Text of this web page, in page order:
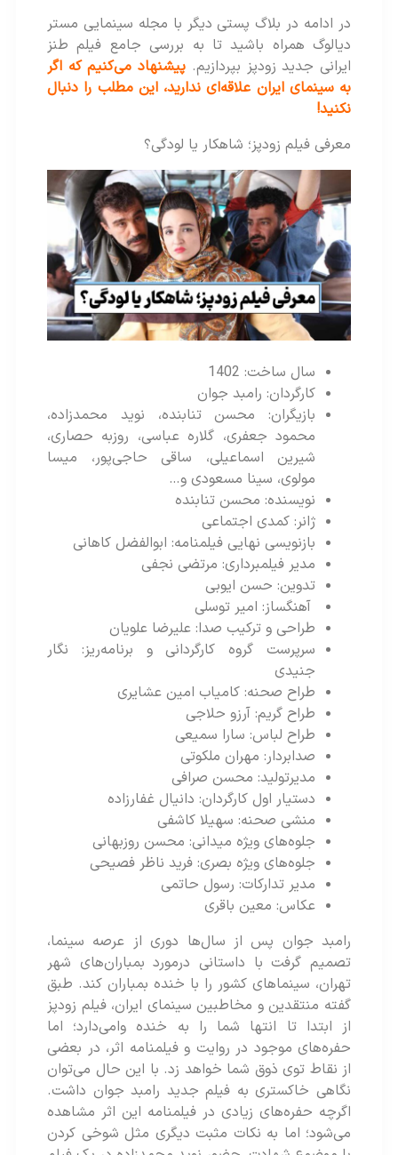
در ادامه در بلاگ پستی دیگر با مجله سینمایی مستر
دیالوگ همراه باشید تا به بررسی جامع فیلم طنز
ایرانی جدید زودپز بپردازیم.پیشنهاد می‌کنیم که اگر
به سینمای ایران علاقه‌ای ندارید، این مطلب را دنبال
معرفی فیلم زودپز؛ شاهکار یا لودگی؟
سال ساخت: 1402
کارگردان: رامبد جوان
بازیگران: محسن تنابنده، نوید محمدزاده،
محمود جعفری، گلاره عباسی، روزبه حصاری،
شیرین اسماعیلی، ساقی حاجی‌پور، میسا
مولوی، سینا مسعودی و…
نویسنده: محسن تنابنده
ژانر: کمدی اجتماعی
بازنویسی نهایی فیلمنامه: ابوالفضل کاهانی
مدیر فیلمبرداری: مرتضی نجفی
تدوین: حسن ایوبی
آهنگساز: امیر توسلی
طراحی و ترکیب صدا: علیرضا علویان
سرپرست گروه کارگردانی و برنامه‌ریز: نگار
جنیدی
طراح صحنه: کامیاب امین عشایری
طراح گریم: آرزو حلاجی
طراح لباس: سارا سمیعی
صدابردار: مهران ملکوتی
مدیرتولید: محسن صرافی
دستیار اول کارگردان: دانیال غفارزاده
منشی صحنه: سهیلا کاشفی
جلوه‌های ویژه میدانی: محسن روزبهانی
جلوه‌های ویژه بصری: فرید ناظر فصیحی
مدیر تدارکات: رسول حاتمی
عکاس: معین باقری
رامبد جوان پس از سال‌ها دوری از عرصه سینما،
تصمیم گرفت با داستانی درمورد بمباران‌های شهر
تهران، سینماهای کشور را با خنده بمباران کند. طبق
گفته منتقدین و مخاطبین سینمای ایران، فیلم زودپز
از ابتدا تا انتها شما را به خنده وامی‌دارد؛ اما
حفره‌های موجود در روایت و فیلمنامه اثر، در بعضی
از نقاط توی ذوق شما خواهد زد. با این حال می‌توان
نگاهی خاکستری به فیلم جدید رامبد جوان داشت.
اگرچه حفره‌های زیادی در فیلمنامه این اثر مشاهده
می‌شود؛ اما به نکات مثبت دیگری مثل شوخی کردن